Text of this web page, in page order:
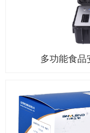
多功能食品